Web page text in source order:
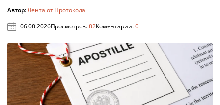
Автор:Лента от Протокола
06.08.2026Просмотров:82Коментарии:0